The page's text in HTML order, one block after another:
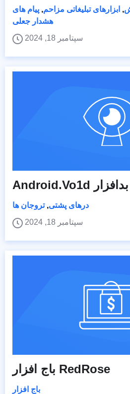
, ابزارهای تبلیغاتی مزاحم, پیام های
هشدار جعلی
سپتامبر 18, 2024
Android.Vo1d بدافزار
درهای پشتی,تروجان ها
سپتامبر 18, 2024
باج افزار RedRose
باج افزار